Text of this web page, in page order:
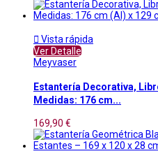
 Vista rápida
Ver Detalle
Meyvaser
Estantería Decorativa,
Medidas: 176 cm...
169,90 €